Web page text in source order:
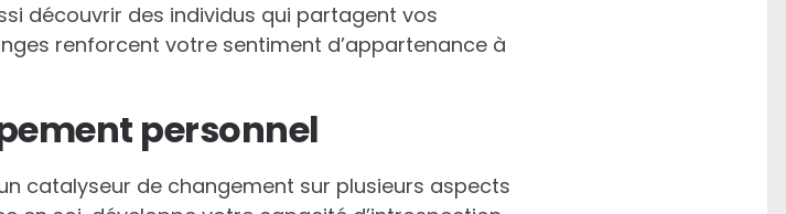
découvrir des individus qui partagent vos
renforcent votre sentiment d’appartenance à
personnel
catalyseur de changement sur plusieurs aspects